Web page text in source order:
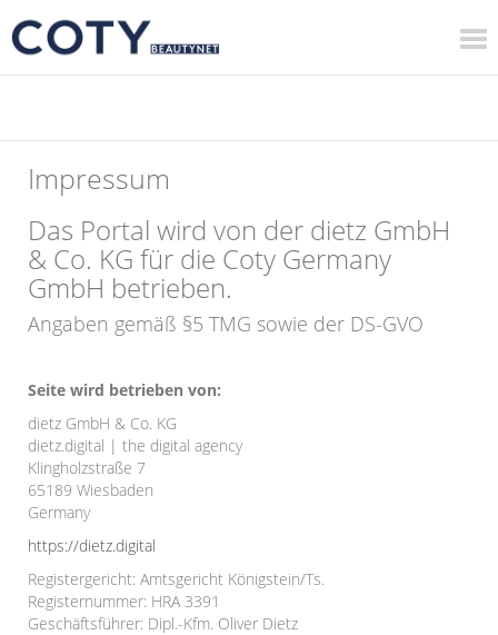
Toggle
Impressum
Das Portal wird von der dietz GmbH
& Co. KG für die Coty Germany
GmbH betrieben.
Angaben gemäß §5 TMG sowie der DS-GVO
Seite wird betrieben von:
dietz GmbH & Co. KG
dietz.digital | the digital agency
Klingholzstraße 7
65189 Wiesbaden
Germany
https://dietz.digital
Registergericht: Amtsgericht Königstein/Ts.
Registernummer: HRA 3391
Geschäftsführer: Dipl.-Kfm. Oliver Dietz